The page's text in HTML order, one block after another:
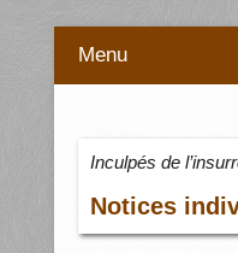
Menu
Inculpés de
Notices